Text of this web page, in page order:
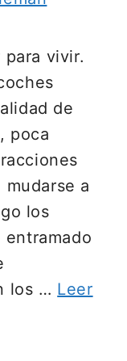
para vivir.
de
poca
a
los
los … Leer